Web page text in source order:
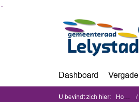
Dashboard
U bevindt zich hier: Home